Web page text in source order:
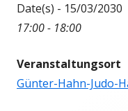
Date(s) - 15/03/2030
17:00 - 18:00
Veranstaltungsort
Günter-Hahn-Judo-